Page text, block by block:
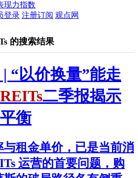
现力指数
登录 注册订阅 观点网
的搜索结果
“以价换量”能走
REITs二季报揭示
衡
租金单价，已是当前消
运营的首要问题，购